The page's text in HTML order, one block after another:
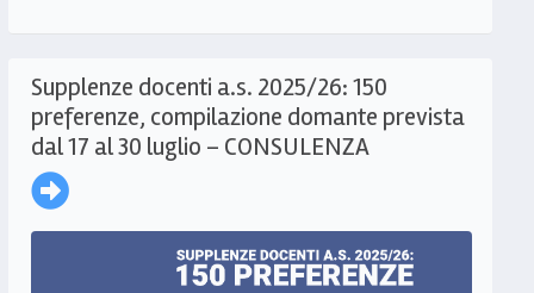
Supplenze docenti a.s. 2025/26: 150
preferenze, compilazione domante prevista
dal 17 al 30 luglio – CONSULENZA